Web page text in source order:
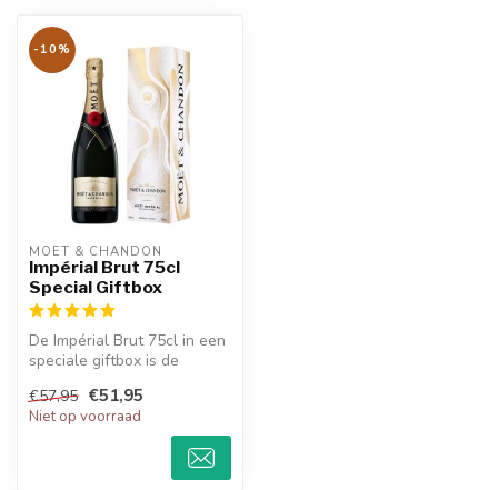
-10%
MOËT & CHANDON
Impérial Brut 75cl
Special Giftbox
De Impérial Brut 75cl in een
speciale giftbox is de
gel...
€57,95 €51,95
Niet op voorraad